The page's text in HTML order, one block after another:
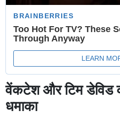
वेंकटेश और टिम डेविड
धमाका